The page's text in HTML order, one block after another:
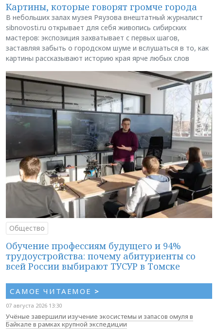
Картины, которые говорят громче города
В небольших залах музея Ряузова внештатный журналист
sibnovosti.ru открывает для себя живопись сибирских
мастеров: экспозиция захватывает с первых шагов,
заставляя забыть о городском шуме и вслушаться в то, как
картины рассказывают историю края ярче любых слов
Общество
Обучение профессиям будущего и 94%
трудоустройства: почему абитуриенты со
всей России выбирают ТУСУР в Томске
САМОЕ ЧИТАЕМОЕ >
07 августа 2026 13:30
Учёные завершили изучение экосистемы и запасов омуля в
Байкале в рамках крупной экспедиции